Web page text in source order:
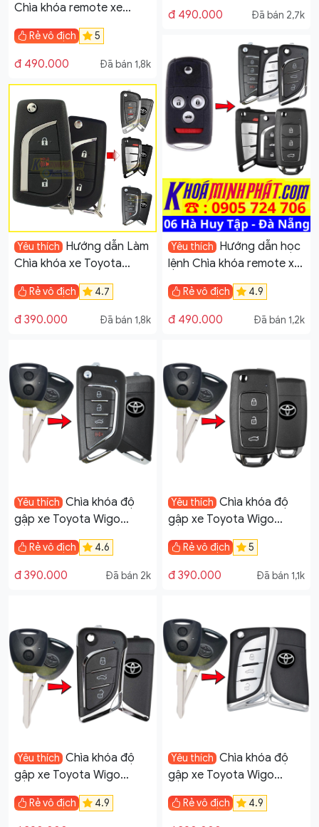
đ 490.000 Đã bán 2,7k
Chìa khóa remote xe
BMW 318i E60 528
Rẻ vô địch 5
đ 490.000 Đã bán 1,8k
Yêu thích Hướng dẫn học
lệnh Chìa khóa remote xe
Acura MDX Làm Chìa
Khoá xe ô tô tại Đà Nẵng
Minh Phát Smartkey
Rẻ vô địch 4.9
đ 490.000 Đã bán 1,2k
Yêu thích Hướng dẫn Làm
Chìa khóa xe Toyota
Innova, Fortuner đời 2015
đến 2021
Rẻ vô địch 4.7
đ 390.000 Đã bán 1,8k
Yêu thích Chìa khóa độ
gập xe Toyota Wigo
remote học lệnh mẫu V28
Rẻ vô địch 5
đ 390.000 Đã bán 1,1k
Yêu thích Chìa khóa độ
gập xe Toyota Wigo
remote học lệnh mẫu V21
Rẻ vô địch 4.6
đ 390.000 Đã bán 2k
Yêu thích Chìa khóa độ
gập xe Toyota Wigo
remote học lệnh mẫu V19
Rẻ vô địch 4.9
Yêu thích Chìa khóa độ
gập xe Toyota Wigo
remote học lệnh mẫu V17
tại Đà Nẵng
Rẻ vô địch 4.9